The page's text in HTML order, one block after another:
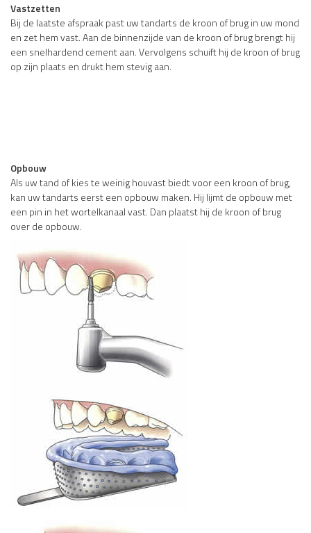
Vastzetten
Bij de laatste afspraak past uw tandarts de kroon of brug in uw mond
en zet hem vast. Aan de binnenzijde van de kroon of brug brengt hij
een snelhardend cement aan. Vervolgens schuift hij de kroon of brug
op zijn plaats en drukt hem stevig aan.
Opbouw
Als uw tand of kies te weinig houvast biedt voor een kroon of brug,
kan uw tandarts eerst een opbouw maken. Hij lijmt de opbouw met
een pin in het wortelkanaal vast. Dan plaatst hij de kroon of brug
over de opbouw.